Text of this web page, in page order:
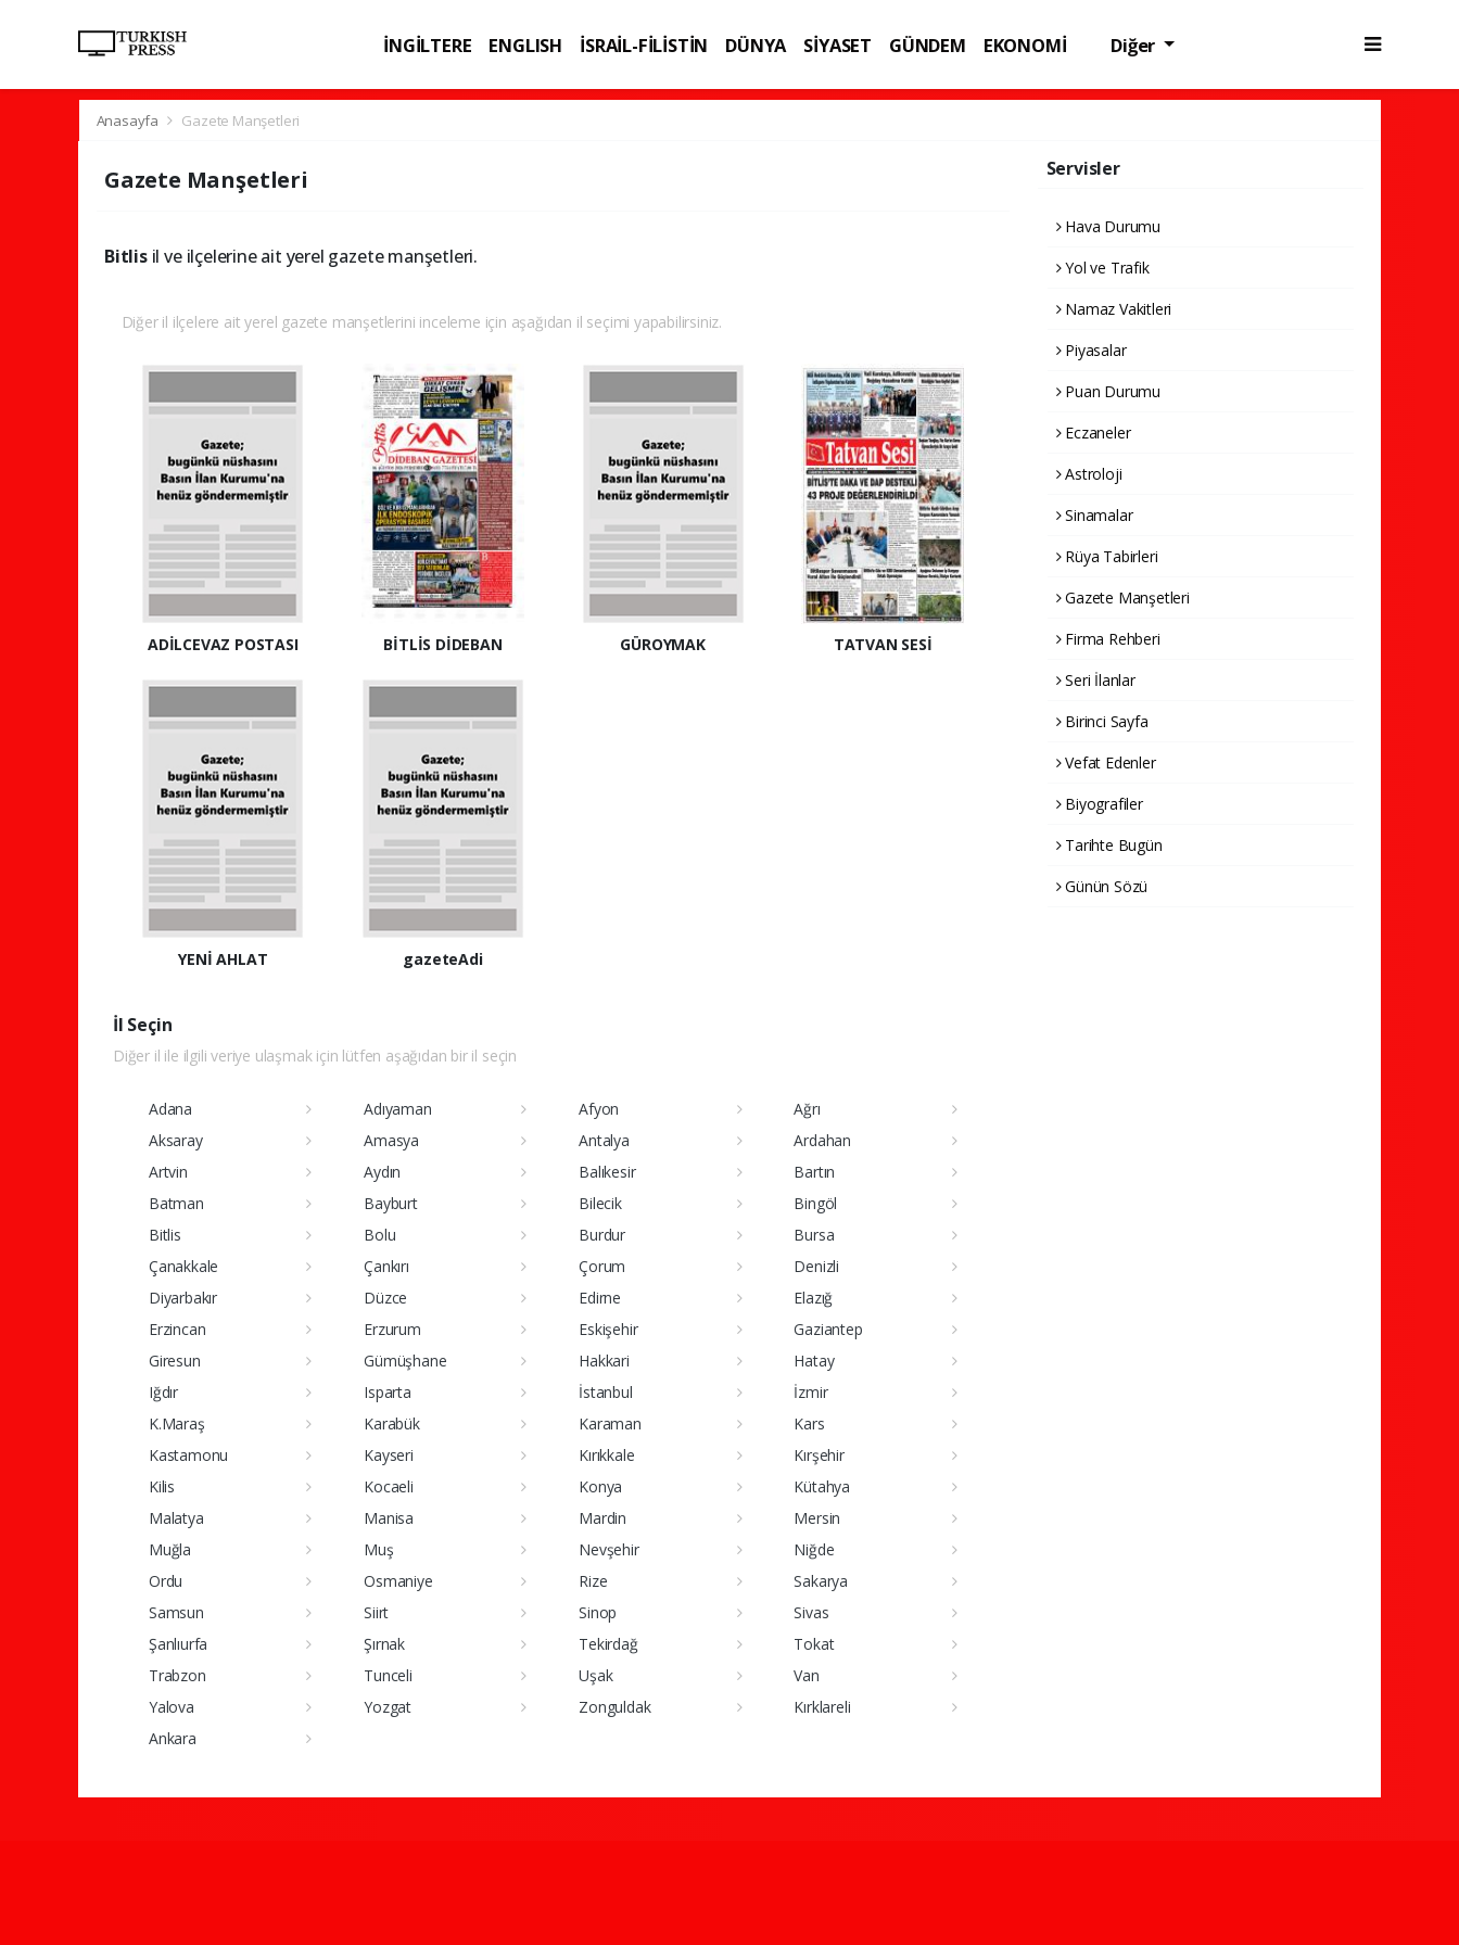
İNGİLTERE ENGLISH İSRAİL-FİLİSTİN DÜNYA SİYASET GÜNDEM
EKONOMİ
Diğer
Anasayfa Gazete Manşetleri
Gazete Manşetleri
Bitlisil ve ilçelerine ait yerel gazete manşetleri.
Diğer il ilçelere ait yerel gazete manşetlerini inceleme için aşağıdan il seçimi yapabilirsiniz.
ADİLCEVAZ POSTASI BİTLİS DİDEBAN GÜROYMAK TATVAN SESİ
YENİ AHLAT gazeteAdi
İl Seçin
Diğer il ile ilgili veriye ulaşmak için lütfen aşağıdan bir il seçin
Adana Adıyaman Afyon
Ağrı
Aksaray
Amasya Antalya
Ardahan
Artvin
Aydın Balıkesir
Bartın
Batman
Bayburt Bilecik
Bingöl
Bitlis
Bolu Burdur
Bursa
Çanakkale
Çankırı Çorum
Denizli
Diyarbakır
Düzce Edirne
Elazığ
Erzincan
Erzurum Eskişehir
Gaziantep
Giresun
Gümüşhane Hakkari
Hatay
Iğdır
Isparta İstanbul
İzmir
K.Maraş
Karabük Karaman
Kars
Kastamonu
Kayseri Kırıkkale
Kırşehir
Kilis
Kocaeli Konya
Kütahya
Malatya
Manisa Mardin
Mersin
Muğla
Muş Nevşehir
Niğde
Ordu
Osmaniye Rize
Sakarya
Samsun
Siirt Sinop
Sivas
Şanlıurfa
Şırnak Tekirdağ
Tokat
Trabzon
Tunceli Uşak
Van
Yalova
Yozgat Zonguldak
Kırklareli
Ankara
Servisler
Hava Durumu
Yol ve Trafik
Namaz Vakitleri
Piyasalar
Puan Durumu
Eczaneler
Astroloji
Sinamalar
Rüya Tabirleri
Gazete Manşetleri
Firma Rehberi
Seri İlanlar
Birinci Sayfa
Vefat Edenler
Biyografiler
Tarihte Bugün
Günün Sözü